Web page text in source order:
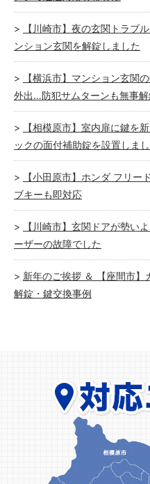
【川崎市】夜の玄関トラブ
ンション玄関を解錠しました
【横浜市】マンション玄関
外出…防犯サムターンも無事解
【相模原市】室内扉に鍵を
ックの面付補助錠を設置しま
【小田原市】ホンダ フリー
ブキーも即対応
【川崎市】玄関ドアが勢い
ーザーの故障でした
新年のご挨拶 ＆ 【座間市】
解錠・鍵交換事例